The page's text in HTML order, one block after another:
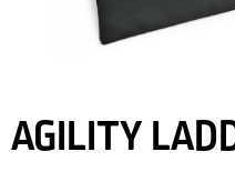
AGILITY